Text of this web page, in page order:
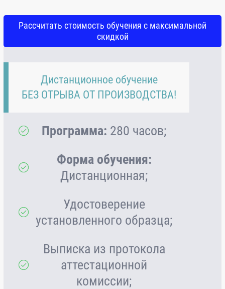
Рассчитать стоимость обучения с максимальной
скидкой
Дистанционное обучение
БЕЗ ОТРЫВА ОТ ПРОИЗВОДСТВА!
Программа: 280 часов;
Форма обучения:
Дистанционная;
Удостоверение
установленного образца;
Выписка из протокола
аттестационной
комиссии;